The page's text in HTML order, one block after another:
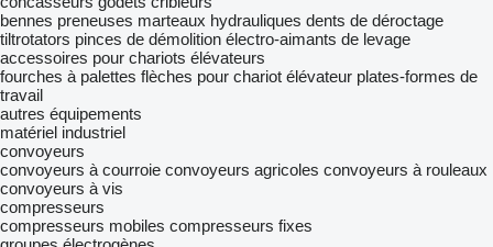
bennes preneuses marteaux hydrauliques dents de déroctage
tiltrotators pinces de démolition électro-aimants de levage
accessoires pour chariots élévateurs
fourches à palettes flèches pour chariot élévateur plates-formes de
travail
autres équipements
matériel industriel
convoyeurs
convoyeurs à courroie convoyeurs agricoles convoyeurs à rouleaux
convoyeurs à vis
compresseurs
compresseurs mobiles compresseurs fixes